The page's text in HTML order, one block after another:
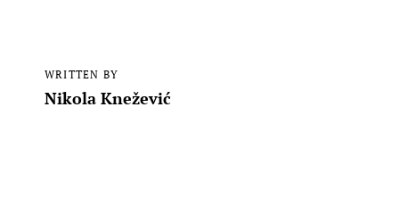
WRITTEN BY
Nikola Knežević